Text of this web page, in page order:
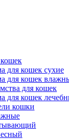
для кошек сухие
для кошек
для кошек
для кошек
кошки